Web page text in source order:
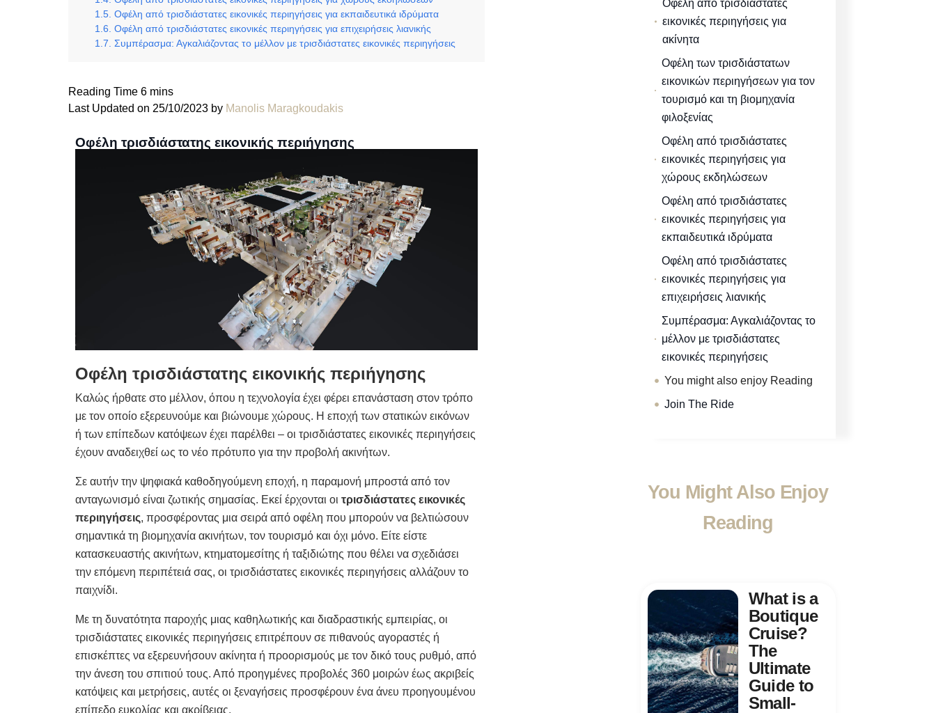
Οφέλη από τρισδιάστατες εικονικές περιηγήσεις για εκπαιδευτικά ιδρύματα
Οφέλη από τρισδιάστατες εικονικές περιηγήσεις για επιχειρήσεις λιανικής
Συμπέρασμα: Αγκαλιάζοντας το μέλλον με τρισδιάστατες εικονικές περιηγήσεις
Last Updated on 25/10/2023 by Manolis Maragkoudakis
Οφέλη τρισδιάστατης εικονικής περιήγησης
Οφέλη τρισδιάστατης εικονικής περιήγησης
Καλώς ήρθατε στο μέλλον, όπου η τεχνολογία έχει φέρει επανάσταση στον τρόπο
με τον οποίο εξερευνούμε και βιώνουμεχώρους. Η εποχή των στατικών εικόνων
ή των επίπεδων κατόψεων έχει παρέλθει – οι τρισδιάστατες εικονικές περιηγήσεις
έχουν αναδειχθεί ως το νέο πρότυπο για την προβολή ακινήτων.
Σε αυτήν την ψηφιακά καθοδηγούμενη εποχή, η παραμονή μπροστά από τον
ανταγωνισμό είναι ζωτικής σημασίας. Εκεί έρχονται οιτρισδιάστατες εικονικές
περιηγήσεις, προσφέροντας μια σειρά από οφέλη που μπορούν να βελτιώσουν
σημαντικά τη βιομηχανία ακινήτων, τον τουρισμό και όχι μόνο. Είτε είστε
κατασκευαστής ακινήτων, κτηματομεσίτης ή ταξιδιώτης που θέλει να σχεδιάσει
την επόμενη περιπέτειά σας, οι τρισδιάστατες εικονικές περιηγήσεις αλλάζουν το
παιχνίδι.
Με τη δυνατότητα παροχής μιας καθηλωτικής και διαδραστικής εμπειρίας, οι
τρισδιάστατες εικονικές περιηγήσεις επιτρέπουν σε πιθανούς αγοραστές ή
επισκέπτες να εξερευνήσουν ακίνητα ή προορισμούς με τον δικό τους ρυθμό, από
την άνεση του σπιτιού τους. Από προηγμένες προβολές 360 μοιρών έως ακριβείς
κατόψεις και μετρήσεις, αυτές οι ξεναγήσεις προσφέρουν ένα άνευ προηγουμένου
επίπεδο ευκολίας και ακρίβειας.
Οφέλη από τρισδιάστατες
εικονικές περιηγήσεις για
ακίνητα
Οφέλη των τρισδιάστατων
εικονικών περιηγήσεων για τον
τουρισμό και τη βιομηχανία
φιλοξενίας
Οφέλη από τρισδιάστατες
εικονικές περιηγήσεις για
χώρους εκδηλώσεων
Οφέλη από τρισδιάστατες
εικονικές περιηγήσεις για
εκπαιδευτικά ιδρύματα
Οφέλη από τρισδιάστατες
εικονικές περιηγήσεις για
επιχειρήσεις λιανικής
Συμπέρασμα: Αγκαλιάζοντας το
μέλλον με τρισδιάστατες
εικονικές περιηγήσεις
You might also enjoy Reading
Join The Ride
You Might Also Enjoy
Reading
What is a
Boutique
Cruise?
The
Ultimate
Guide to
Small-